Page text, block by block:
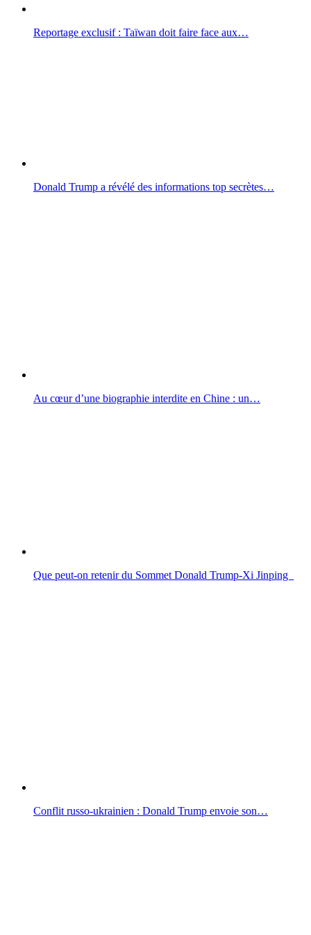
Reportage exclusif : Taïwan doit faire face aux…
Donald Trump a révélé des informations top secrètes…
Au cœur d’une biographie interdite en Chine : un…
Que peut-on retenir du Sommet Donald Trump-Xi Jinping
Conflit russo-ukrainien : Donald Trump envoie son…